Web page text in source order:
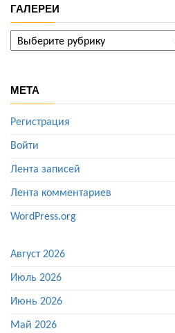
ГАЛЕРЕИ
ГАЛЕРЕИ
МЕТА
Регистрация
Войти
Лента записей
Лента комментариев
WordPress.org
Август 2026
Июль 2026
Июнь 2026
Май 2026